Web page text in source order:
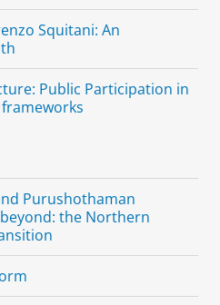
Squitani: An
Public Participation in
Purushothaman
the Northern